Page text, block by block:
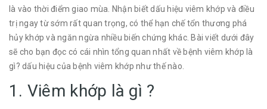
là vào thời điểm giao mùa. Nhận biết dấu hiệu viêm khớp và điều
trị ngay từ sớm rất quan trọng, có thể hạn chế tổn thương phá
hủy khớp và ngăn ngừa nhiều biến chứng khác. Bài viết dưới đây
sẽ cho bạn đọc có cái nhìn tổng quan nhất về bệnh viêm khớp là
gì? dấu hiệu của bệnh viêm khớp như thế nào.
1. Viêm khớp là gì ?